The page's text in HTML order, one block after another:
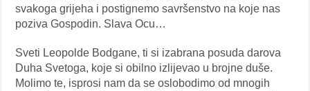
svakoga grijeha i postignemo savršenstvo na koje nas
poziva Gospodin. Slava Ocu…
Sveti Leopolde Bodgane, ti si izabrana posuda darova
Duha Svetoga, koje si obilno izlijevao u brojne duše.
Molimo te, isprosi nam da se oslobodimo od mnogih